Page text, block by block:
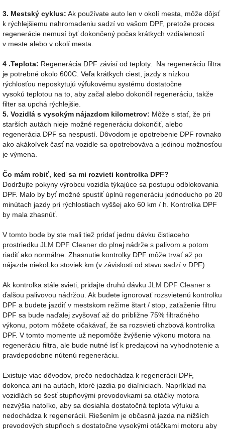
3. Mestský cyklus: Ak používate auto len v okolí mesta, môže dôjsť
k rýchlejšiemu nahromadeniu sadzí vo vašom DPF, pretože proces
regenerácie nemusí byť dokončený počas krátkych vzdialeností
v meste alebo v okolí mesta.
4 .Teplota: Regenerácia DPF závisí od teploty. Na regeneráciu filtra
je potrebné okolo 600C. Veľa krátkych ciest, jazdy s nízkou
rýchlosťou neposkytujú výfukovému systému dostatočne
vysokú teplotou na to, aby začal alebo dokončil regeneráciu, takže
filter sa upchá rýchlejšie.
5. Vozidlá s vysokým nájazdom kilometrov: Môže s stať, že pri
starších autách nieje možné regeneráciu dokončiť, alebo
regenerácia DPF sa nespustí. Dôvodom je opotrebenie DPF rovnako
ako akákoľvek časť na vozidle sa opotrebováva a jedinou možnosťou
je výmena.
Čo mám robiť, keď sa mi rozvieti kontrolka DPF?
Dodržujte pokyny výrobcu vozidla týkajúce sa postupu odblokovania
DPF. Malo by byť možné spustiť úplnú regeneráciu jednoducho po 20
minútach jazdy pri rýchlostiach vyššej ako 60 km / h. Kontrolka DPF
by mala zhasnúť.
V tomto bode by ste mali tiež pridať jednu dávku čistiaceho
prostriedku JLM DPF Cleaner do plnej nádrže s palivom a potom
riadiť ako normálne. Zhasnutie kontrolky DPF môže trvať až po
nájazde niekoLko stoviek km (v závislosti od stavu sadzí v DPF)
Ak kontrolka stále svieti, pridajte druhú dávku JLM DPF Cleaner s
ďalšou palivovou nádržou. Ak budete ignorovať rozsvietenú kontrolku
DPF a budete jazdiť v mestskom režime štart / stop, zaťaženie filtru
DPF sa bude naďalej zvyšovať až do približne 75% filtračného
výkonu, potom môžete očakávať, že sa rozsvieti chzbová kontrolka
DPF. V tomto momente už nepomôže žvýšenie výkonu motora na
regeneráciu filtra, ale bude nutné ísť k predajcovi na vyhodnotenie a
pravdepodobne nútenú regeneráciu.
Existuje viac dôvodov, prečo nedochádza k regenerácii DPF,
dokonca ani na autách, ktoré jazdia po diaľniciach. Napríklad na
vozidlách so šesť stupňovými prevodovkami sa otáčky motora
nezvýšia natoľko, aby sa dosiahla dostatočná teplota výfuku a
nedochádza k regenerácii. Riešením je občasná jazda na nižších
prevodových stupňoch s dostatočne vysokými otáčkami motoru aby